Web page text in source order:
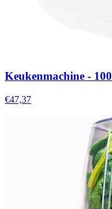
Keukenmachine -
€47,37